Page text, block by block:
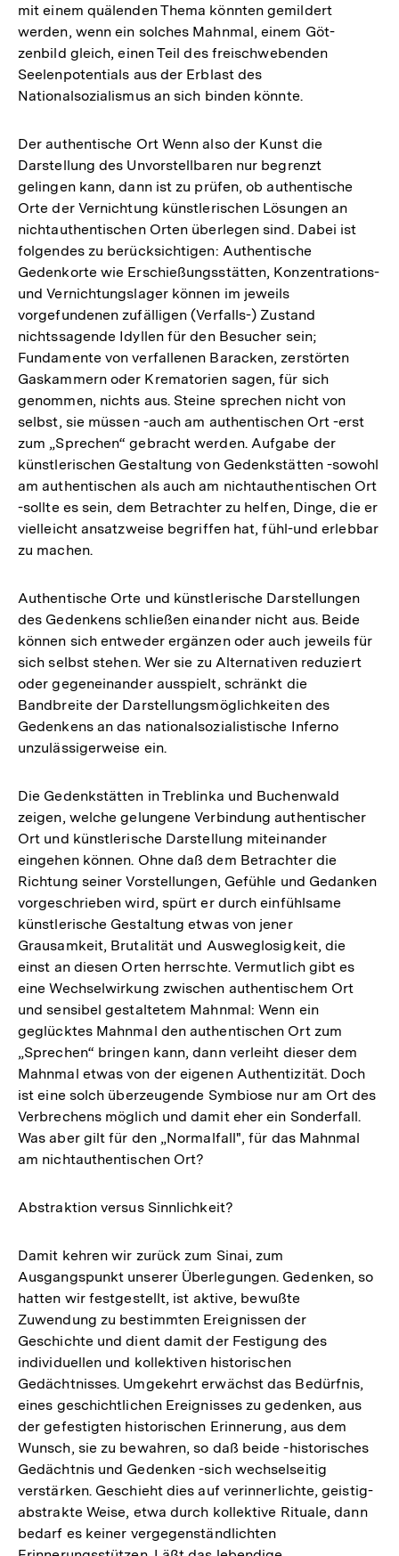
mit einem quälenden Thema könnten gemildert
werden, wenn ein solches Mahnmal, einem Göt-
zenbild gleich, einen Teil des freischwebenden
Seelenpotentials aus der Erblast des
Nationalsozialismus an sich binden könnte.
Der authentische Ort Wenn also der Kunst die
Darstellung des Unvorstellbaren nur begrenzt
gelingen kann, dann ist zu prüfen, ob authentische
Orte der Vernichtung künstlerischen Lösungen an
nichtauthentischen Orten überlegen sind. Dabei ist
folgendes zu berücksichtigen: Authentische
Gedenkorte wie Erschießungsstätten, Konzentrations-
und Vernichtungslager können im jeweils
vorgefundenen zufälligen (Verfalls-) Zustand
nichtssagende Idyllen für den Besucher sein;
Fundamente von verfallenen Baracken, zerstörten
Gaskammern oder Krematorien sagen, für sich
genommen, nichts aus. Steine sprechen nicht von
selbst, sie müssen -auch am authentischen Ort -erst
zum „Sprechen“ gebracht werden. Aufgabe der
künstlerischen Gestaltung von Gedenkstätten -sowohl
am authentischen als auch am nichtauthentischen Ort
-sollte es sein, dem Betrachter zu helfen, Dinge, die er
vielleicht ansatzweise begriffen hat, fühl-und erlebbar
zu machen.
Authentische Orte und künstlerische Darstellungen
des Gedenkens schließen einander nicht aus. Beide
können sich entweder ergänzen oder auch jeweils für
sich selbst stehen. Wer sie zu Alternativen reduziert
oder gegeneinander ausspielt, schränkt die
Bandbreite der Darstellungsmöglichkeiten des
Gedenkens an das nationalsozialistische Inferno
unzulässigerweise ein.
Die Gedenkstätten in Treblinka und Buchenwald
zeigen, welche gelungene Verbindung authentischer
Ort und künstlerische Darstellung miteinander
eingehen können. Ohne daß dem Betrachter die
Richtung seiner Vorstellungen, Gefühle und Gedanken
vorgeschrieben wird, spürt er durch einfühlsame
künstlerische Gestaltung etwas von jener
Grausamkeit, Brutalität und Ausweglosigkeit, die
einst an diesen Orten herrschte. Vermutlich gibt es
eine Wechselwirkung zwischen authentischem Ort
und sensibel gestaltetem Mahnmal: Wenn ein
geglücktes Mahnmal den authentischen Ort zum
„Sprechen“ bringen kann, dann verleiht dieser dem
Mahnmal etwas von der eigenen Authentizität. Doch
ist eine solch überzeugende Symbiose nur am Ort des
Verbrechens möglich und damit eher ein Sonderfall.
Was aber gilt für den „Normalfall", für das Mahnmal
am nichtauthentischen Ort?
Abstraktion versus Sinnlichkeit?
Damit kehren wir zurück zum Sinai, zum
Ausgangspunkt unserer Überlegungen. Gedenken, so
hatten wir festgestellt, ist aktive, bewußte
Zuwendung zu bestimmten Ereignissen der
Geschichte und dient damit der Festigung des
individuellen und kollektiven historischen
Gedächtnisses. Umgekehrt erwächst das Bedürfnis,
eines geschichtlichen Ereignisses zu gedenken, aus
der gefestigten historischen Erinnerung, aus dem
Wunsch, sie zu bewahren, so daß beide -historisches
Gedächtnis und Gedenken -sich wechselseitig
verstärken. Geschieht dies auf verinnerlichte, geistig-
abstrakte Weise, etwa durch kollektive Rituale, dann
bedarf es keiner vergegenständlichten